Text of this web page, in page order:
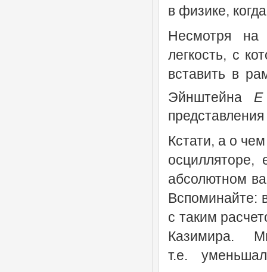
в физике,
Несмотря на
легкость, с
вставить в
Эйнштейна E
представления
Кстати, а о
осцилляторе,
абсолютном
Вспоминайте:
с таким
Казимира.
т.е.